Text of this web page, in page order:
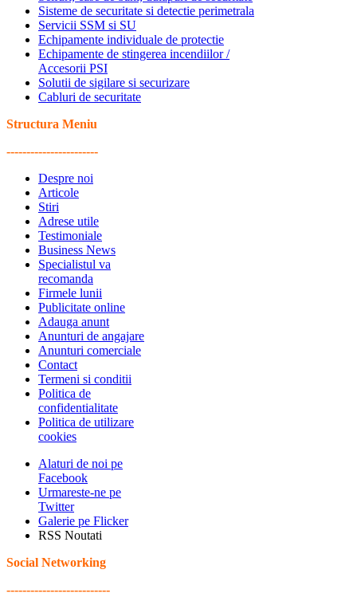
Sisteme de securitate si detectie perimetrala
Servicii SSM si SU
Echipamente individuale de protectie
Echipamente de stingerea incendiilor /
Accesorii PSI
Solutii de sigilare si securizare
Cabluri de securitate
Structura Meniu
-----------------------
Despre noi
Articole
Stiri
Adrese utile
Testimoniale
Business News
Specialistul va
recomanda
Firmele lunii
Publicitate online
Adauga anunt
Anunturi de angajare
Anunturi comerciale
Contact
Termeni si conditii
Politica de
confidentialitate
Politica de utilizare
cookies
Alaturi de noi pe
Facebook
Urmareste-ne pe
Twitter
Galerie pe Flicker
RSS Noutati
Social Networking
--------------------------